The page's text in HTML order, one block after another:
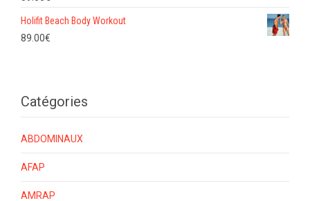
Holifit Beach Body Workout
89.00€
Catégories
ABDOMINAUX
AFAP
AMRAP